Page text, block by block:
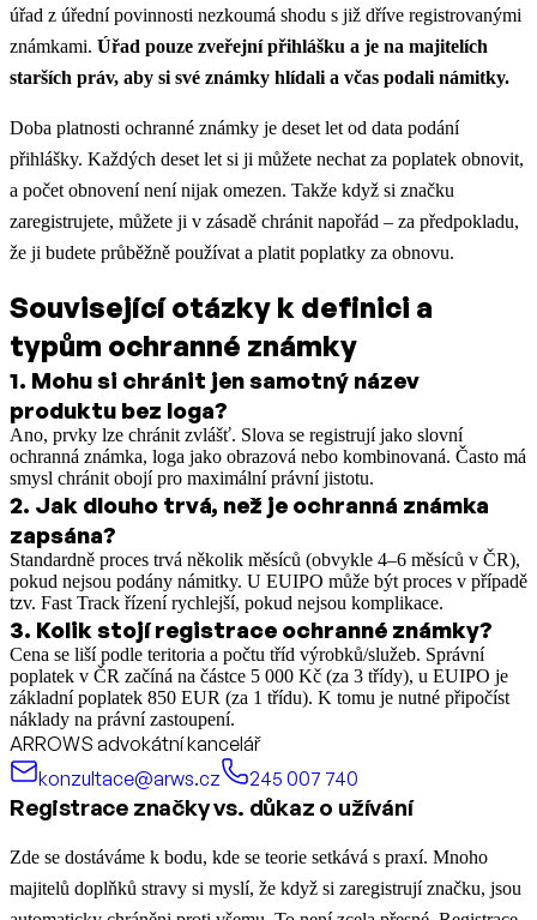
úřad z úřední povinnosti nezkoumá shodu s již dříve registrovanými
známkami. Úřad pouze zveřejní přihlášku a je na majitelích
starších práv, aby si své známky hlídali a včas podali námitky.
Doba platnosti ochranné známky je deset let od data podání
přihlášky. Každých deset let si ji můžete nechat za poplatek obnovit,
a počet obnovení není nijak omezen. Takže když si značku
zaregistrujete, můžete ji v zásadě chránit napořád – za předpokladu,
že ji budete průběžně používat a platit poplatky za obnovu.
Související otázky k definici a
typům ochranné známky
1. Mohu si chránit jen samotný název
produktu bez loga?
Ano, prvky lze chránit zvlášť. Slova se registrují jako slovní
ochranná známka, loga jako obrazová nebo kombinovaná. Často má
smysl chránit obojí pro maximální právní jistotu.
2. Jak dlouho trvá, než je ochranná známka
zapsána?
Standardně proces trvá několik měsíců (obvykle 4–6 měsíců v ČR),
pokud nejsou podány námitky. U EUIPO může být proces v případě
tzv. Fast Track řízení rychlejší, pokud nejsou komplikace.
3. Kolik stojí registrace ochranné známky?
Cena se liší podle teritoria a počtu tříd výrobků/služeb. Správní
poplatek v ČR začíná na částce 5 000 Kč (za 3 třídy), u EUIPO je
základní poplatek 850 EUR (za 1 třídu). K tomu je nutné připočíst
náklady na právní zastoupení.
ARROWS advokátní kancelář
konzultace@arws.cz
245 007 740
Registrace značky vs. důkaz o užívání
Zde se dostáváme k bodu, kde se teorie setkává s praxí. Mnoho
majitelů doplňků stravy si myslí, že když si zaregistrují značku, jsou